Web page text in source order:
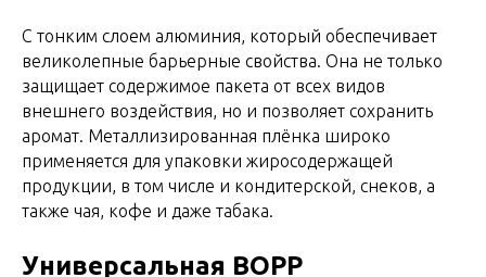
С тонким слоем алюминия, который обеспечивает
великолепные барьерные свойства. Она не только
защищает содержимое пакета от всех видов
внешнего воздействия, но и позволяет сохранить
аромат. Металлизированная плёнка широко
применяется для упаковки жиросодержащей
продукции, в том числе и кондитерской, снеков, а
также чая, кофе и даже табака.
Универсальная ВОРР